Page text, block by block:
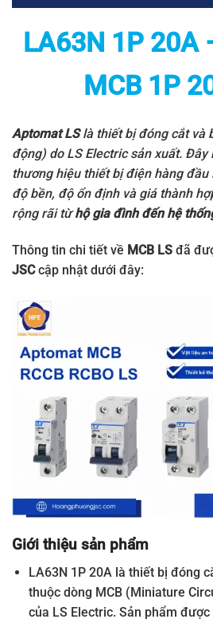
LA63N 1P 20A
MCB 1P
Aptomat LSlà thiết bị đóng cắt và
động) do LS Electricsản xuất. Đây
thương hiệu thiết bị điện hàng đầu
độ bền, độ ổn định và giá thành
rộng rãi từhộ gia đình đến hệ
Thông tin chi tiết về MCB LS đã
JSCcập nhật dưới đây:
Giới thiệu sản phẩm
LA63N 1P 20A là thiết bị đóng
thuộc dòng MCB (Miniature
của LS Electric. Sản phẩm